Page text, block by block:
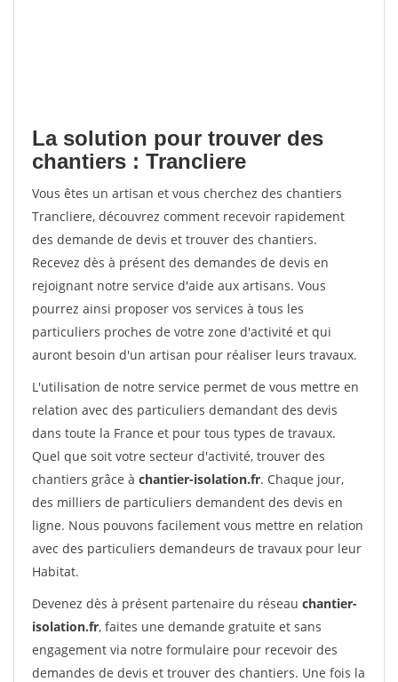
La solution pour trouver des
chantiers : Trancliere
Vous êtes un artisan et vous cherchez des chantiers
Trancliere, découvrez comment recevoir rapidement
des demande de devis et trouver des chantiers.
Recevez dès à présent des demandes de devis en
rejoignant notre service d'aide aux artisans. Vous
pourrez ainsi proposer vos services à tous les
particuliers proches de votre zone d'activité et qui
auront besoin d'un artisan pour réaliser leurs travaux.
L'utilisation de notre service permet de vous mettre en
relation avec des particuliers demandant des devis
dans toute la France et pour tous types de travaux.
Quel que soit votre secteur d'activité, trouver des
chantiers grâce à chantier-isolation.fr. Chaque jour,
des milliers de particuliers demandent des devis en
ligne. Nous pouvons facilement vous mettre en relation
avec des particuliers demandeurs de travaux pour leur
Habitat.
Devenez dès à présent partenaire du réseau chantier-
isolation.fr, faites une demande gratuite et sans
engagement via notre formulaire pour recevoir des
demandes de devis et trouver des chantiers. Une fois la